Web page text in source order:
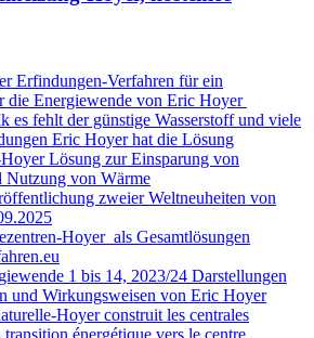
Erfindungen-Verfahren für ein
die Energiewende von Eric Hoyer
es fehlt der günstige Wasserstoff und viele
Eric Hoyer hat die Lösung
Lösung zur Einsparung von
Nutzung von Wärme
zweier Weltneuheiten von
Hoyer als Gesamtlösungen
1 bis 14, 2023/24 Darstellungen
und Wirkungsweisen von Eric Hoyer
Hoyer construit les centrales
transition énergétique vers le centre